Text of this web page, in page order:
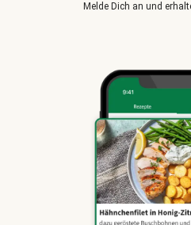
Melde Dich an und